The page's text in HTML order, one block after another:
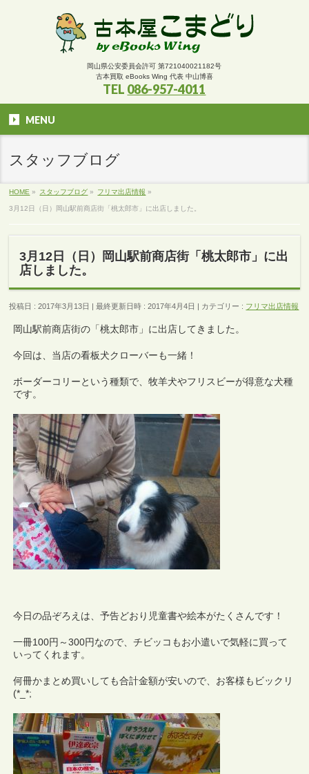
岡山県公安委員会許可 第721040021182号
古本買取 eBooks Wing 代表 中山博喜
TEL 086-957-4011
MENU
スタッフブログ
HOME » スタッフブログ » フリマ出店情報 »
3月12日（日）岡山駅前商店街「桃太郎市」に出店しました。
3月12日（日）岡山駅前商店街「桃太郎市」に出
店しました。
投稿日 : 2017年3月13日 最終更新日時 : 2017年4月4日 カテゴリー : フリマ出店情報
岡山駅前商店街の「桃太郎市」に出店してきました。
今回は、当店の看板犬クローバーも一緒！
ボーダーコリーという種類で、牧羊犬やフリスビーが得意な犬種
です。
今日の品ぞろえは、予告どおり児童書や絵本がたくさんです！
一冊100円～300円なので、チビッコもお小遣いで気軽に買って
いってくれます。
何冊かまとめ買いしても合計金額が安いので、お客様もビックリ
(*_*;